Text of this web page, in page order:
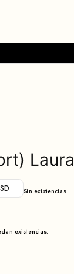
Laura
Sin existencias
existencias.